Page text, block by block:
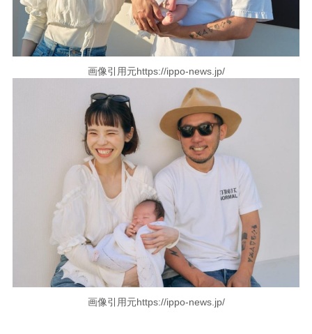
画像引用元https://ippo-news.jp/
画像引用元https://ippo-news.jp/